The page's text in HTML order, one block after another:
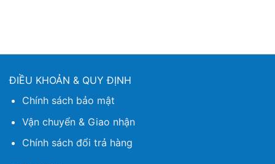
ĐIỀU KHOẢN & QUY ĐỊNH
Chính sách bảo mật
Vận chuyển & Giao nhận
Chính sách đổi trả hàng